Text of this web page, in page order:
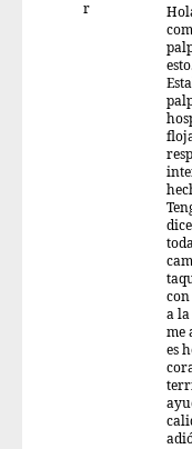
r
a la
me
es